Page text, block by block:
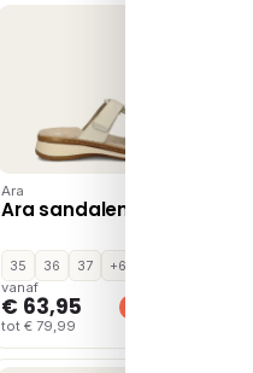
Ara
Ara sandalen – Wit
35 36 37
+6
vanaf
€ 63,95
tot € 79,99